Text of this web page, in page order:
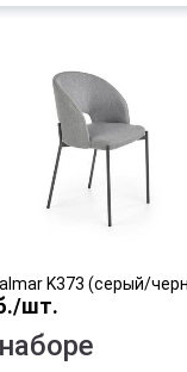
K373 (серый/
шт.